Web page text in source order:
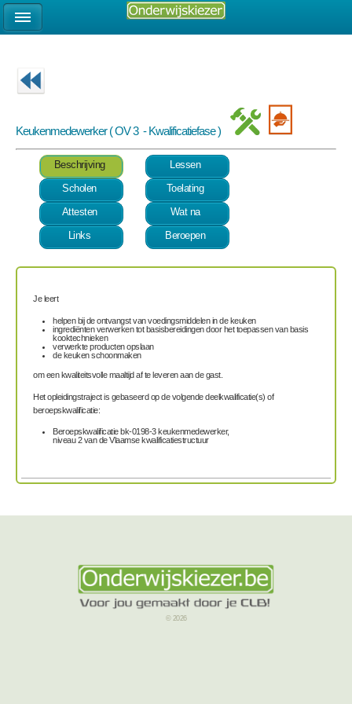
Keukenmedewerker ( OV 3 - Kwalificatiefase )
Beschrijving
Lessen
Scholen
Toelating
Attesten
Wat na
Links
Beroepen
Je leert
helpen bij de ontvangst van voedingsmiddelen in de keuken
ingrediënten verwerken tot basisbereidingen door het toepassen van basis
kooktechnieken
verwerkte producten opslaan
de keuken schoonmaken
om een kwaliteitsvolle maaltijd af te leveren aan de gast.
Het opleidingstraject is gebaseerd op de volgende deelkwalificatie(s) of
beroepskwalificatie:
Beroepskwalificatie bk-0198-3 keukenmedewerker,
niveau 2 van de Vlaamse kwalificatiestructuur
© 2026